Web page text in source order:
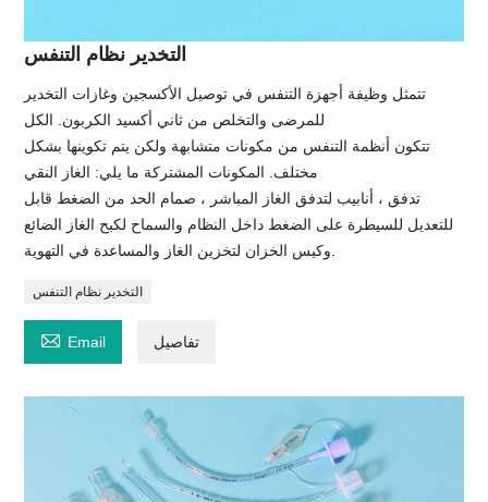
التخدير نظام التنفس
تتمثل وظيفة أجهزة التنفس في توصيل الأكسجين وغازات التخدير
للمرضى والتخلص من ثاني أكسيد الكربون. الكل
تتكون أنظمة التنفس من مكونات متشابهة ولكن يتم تكوينها بشكل
مختلف. المكونات المشتركة ما يلي: الغاز النقي
تدفق ، أنابيب لتدفق الغاز المباشر ، صمام الحد من الضغط قابل
للتعديل للسيطرة على الضغط داخل النظام والسماح لكبح الغاز الضائع
التخدير نظام التنفس
 Email تفاصيل